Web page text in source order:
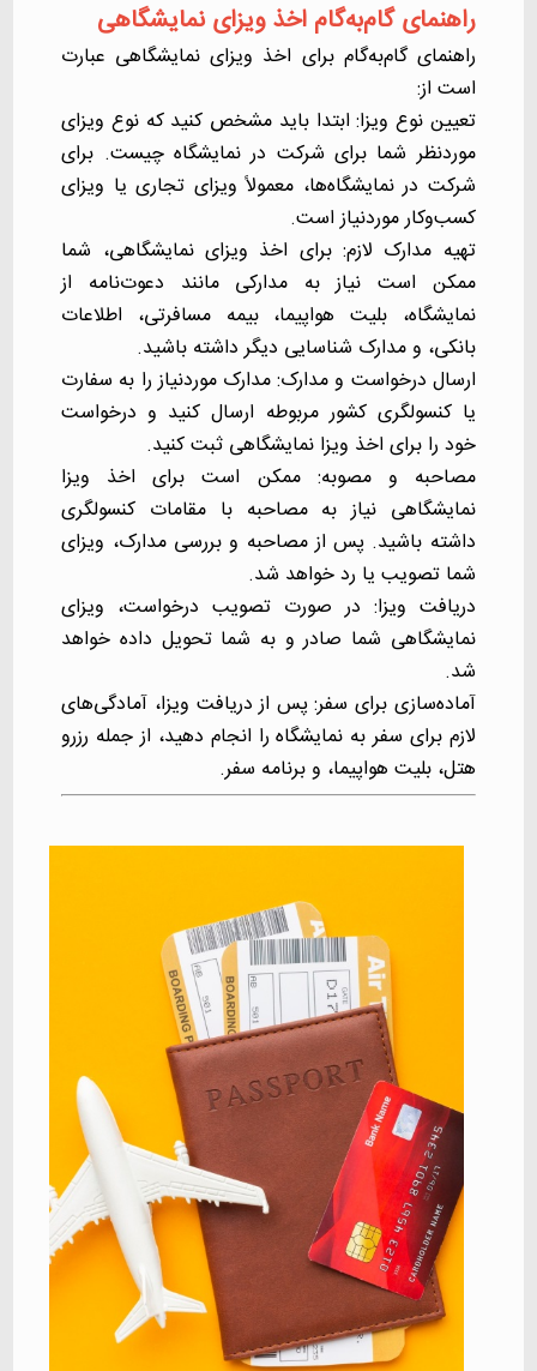
راهنمای گام‌به‌گام اخذ ویزای نمایشگاهی
راهنمای گام‌به‌گام برای اخذ ویزای نمایشگاهی عبارت
است از:
تعیین نوع ویزا: ابتدا باید مشخص کنید که نوع ویزای
موردنظر شما برای شرکت در نمایشگاه چیست. برای
شرکت در نمایشگاه‌ها، معمولاً ویزای تجاری یا ویزای
کسب‌وکار موردنیاز است.
تهیه مدارک لازم: برای اخذ ویزای نمایشگاهی، شما
ممکن است نیاز به مدارکی مانند دعوت‌نامه از
نمایشگاه، بلیت هواپیما، بیمه مسافرتی، اطلاعات
بانکی، و مدارک شناسایی دیگر داشته باشید.
ارسال درخواست و مدارک: مدارک موردنیاز را به سفارت
یا کنسولگری کشور مربوطه ارسال کنید و درخواست
خود را برای اخذ ویزا نمایشگاهی ثبت کنید.
مصاحبه و مصوبه: ممکن است برای اخذ ویزا
نمایشگاهی نیاز به مصاحبه با مقامات کنسولگری
داشته باشید. پس از مصاحبه و بررسی مدارک، ویزای
شما تصویب یا رد خواهد شد.
دریافت ویزا: در صورت تصویب درخواست، ویزای
نمایشگاهی شما صادر و به شما تحویل داده خواهد
شد.
آماده‌سازی برای سفر: پس از دریافت ویزا، آمادگی‌های
لازم برای سفر به نمایشگاه را انجام دهید، از جمله رزرو
هتل، بلیت هواپیما، و برنامه سفر.